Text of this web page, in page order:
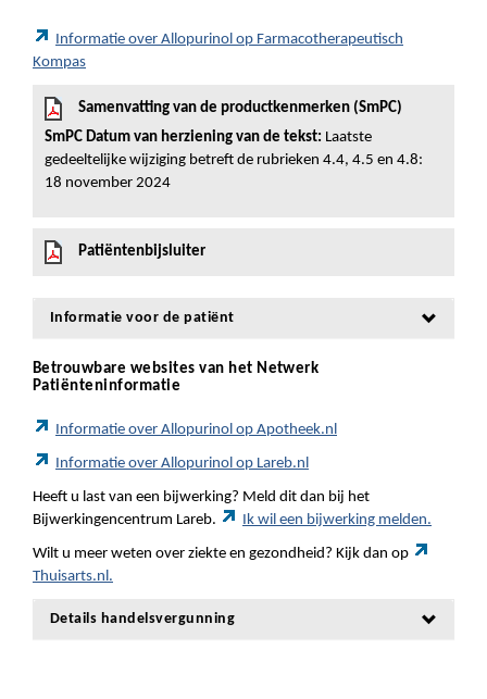
Informatie over Allopurinol op Farmacotherapeutisch
Kompas
Samenvatting van de productkenmerken (SmPC)
SmPC Datum van herziening van de tekst: Laatste
gedeeltelijke wijziging betreft de rubrieken 4.4, 4.5 en 4.8:
18 november 2024
Patiëntenbijsluiter
Informatie voor de patiënt
Betrouwbare websites van het Netwerk
Patiënteninformatie
Informatie over Allopurinol op Apotheek.nl
Informatie over Allopurinol op Lareb.nl
Heeft u last van een bijwerking? Meld dit dan bij het
Bijwerkingencentrum Lareb.
Ik wil een bijwerking melden.
Wilt u meer weten over ziekte en gezondheid? Kijk dan op
Thuisarts.nl.
Details handelsvergunning